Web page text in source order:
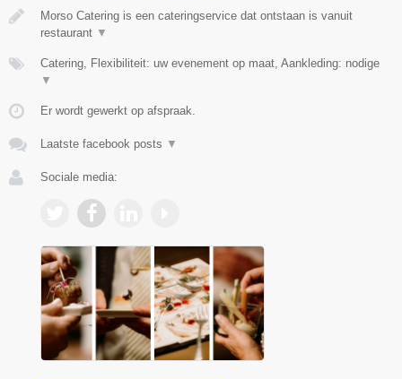
Morso Catering is een cateringservice dat ontstaan is vanuit
restaurant ▼
Catering, Flexibiliteit: uw evenement op maat, Aankleding: nodige
▼
Er wordt gewerkt op afspraak.
Laatste facebook posts ▼
Sociale media: